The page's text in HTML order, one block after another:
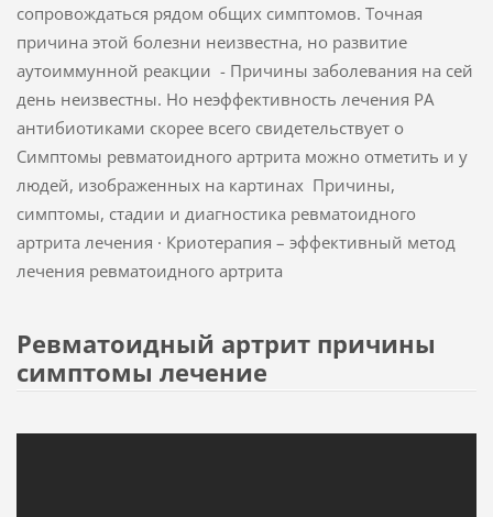
сопровождаться рядом общих симптомов. Точная
причина этой болезни неизвестна, но развитие
аутоиммунной реакции - Причины заболевания на сей
день неизвестны. Но неэффективность лечения РА
антибиотиками скорее всего свидетельствует о
Симптомы ревматоидного артрита можно отметить и у
людей, изображенных на картинах Причины,
симптомы, стадии и диагностика ревматоидного
артрита лечения · Криотерапия – эффективный метод
лечения ревматоидного артрита
Ревматоидный артрит причины
симптомы лечение